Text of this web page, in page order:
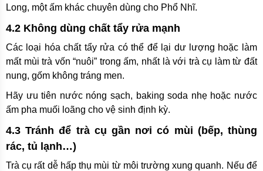
Long, một ấm khác chuyên dùng cho Phổ Nhĩ.
4.2 Không dùng chất tẩy rửa mạnh
Các loại hóa chất tẩy rửa có thể để lại dư lượng hoặc làm
mất mùi trà vốn “nuôi” trong ấm, nhất là với trà cụ làm từ đất
nung, gốm không tráng men.
Hãy ưu tiên nước nóng sạch, baking soda nhẹ hoặc nước
ấm pha muối loãng cho vệ sinh định kỳ.
4.3 Tránh để trà cụ gần nơi có mùi (bếp, thùng
rác, tủ lạnh…)
Trà cụ rất dễ hấp thụ mùi từ môi trường xung quanh. Nếu để